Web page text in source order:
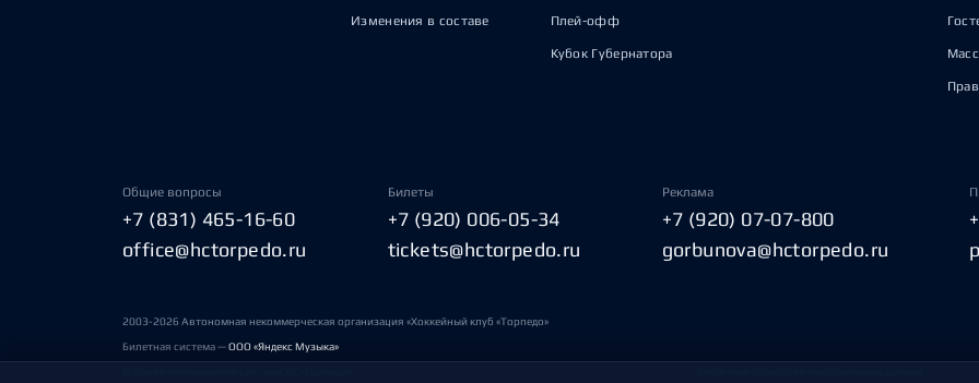
Изменения в составе Плей-офф
Кубок Губернатора
Общие вопросы
+7 (831) 465-16-60
office@hctorpedo.ru
Билеты
+7 (920) 006-05-34
tickets@hctorpedo.ru
Реклама
+7 (920) 07-07-800
gorbunova@hctorpedo.ru
2003-2026 Автономная некоммерческая организация «Хоккейный клуб «Торпедо»
Билетная система —ООО «Яндекс Музыка»